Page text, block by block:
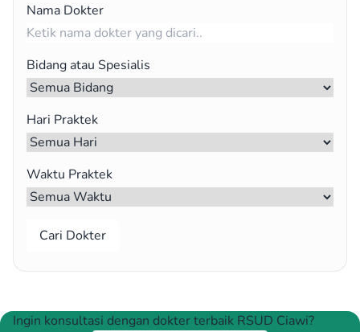
Nama Dokter
Bidang atau Spesialis
Hari Praktek
Waktu Praktek
Cari Dokter
Ingin konsultasi dengan dokter terbaik RSUD Ciawi?